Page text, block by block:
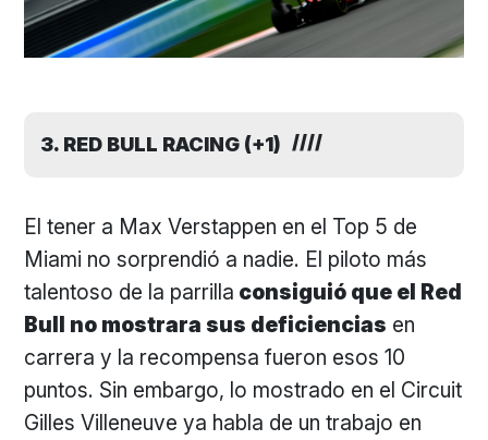
3. RED BULL RACING (+1)
El tener a Max Verstappen en el Top 5 de
Miami no sorprendió a nadie. El piloto más
talentoso de la parrilla consiguió que el Red
Bull no mostrara sus deficiencias en
carrera y la recompensa fueron esos 10
puntos. Sin embargo, lo mostrado en el Circuit
Gilles Villeneuve ya habla de un trabajo en